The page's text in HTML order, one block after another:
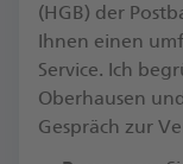
(HGB) der
Ihnen einen
Service. Ich
Oberhausen
Gespräch zur